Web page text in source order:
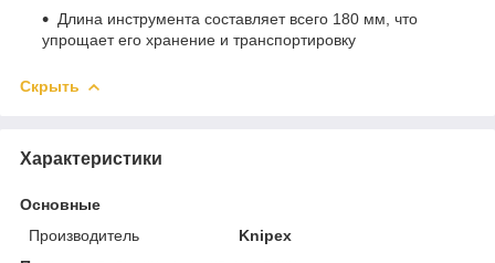
Длина инструмента составляет всего 180 мм, что
упрощает его хранение и транспортировку
Скрыть
Характеристики
Основные
Производитель
Knipex